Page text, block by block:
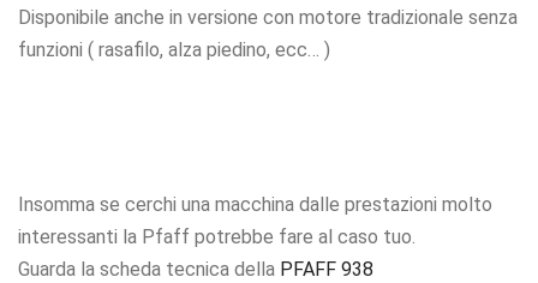
Disponibile anche in versione con motore tradizionale senza
funzioni ( rasafilo, alza piedino, ecc… )
Insomma se cerchi una macchina dalle prestazioni molto
interessanti la Pfaff potrebbe fare al caso tuo.
Guarda la scheda tecnica della PFAFF 938